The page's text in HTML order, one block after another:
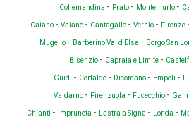
Collemandina - Prato - Montemurlo -
Caiano - Vaiano - Cantagallo - Vernio - Firenze -
Mugello - Barberino Val d'Elsa - Borgo San
Bisenzio - Capraia e Limite -
Guidi - Certaldo - Dicomano - Empoli -
Valdarno - Firenzuola - Fucecchio -
Chianti - Impruneta - Lastra a Signa - Londa -